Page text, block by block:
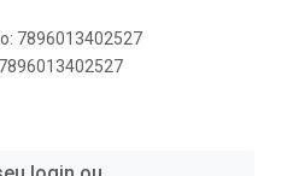
7896013402527